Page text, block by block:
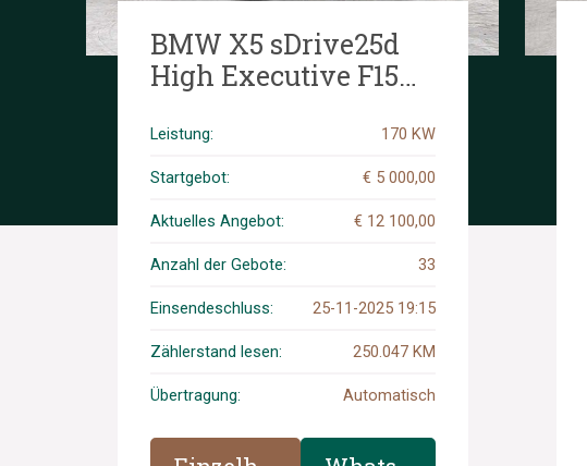
BMW X5 sDrive25d
High Executive F15
Leistung: 170 KW
Startgebot: € 5 000,00
Aktuelles Angebot: € 12 100,00
Anzahl der Gebote: 33
Einsendeschluss: 25-11-2025 19:15
Zählerstand lesen: 250.047 KM
Übertragung: Automatisch